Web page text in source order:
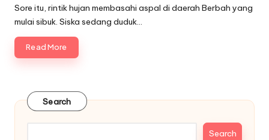
by
Sore itu, rintik hujan membasahi aspal di daerah Berbah yang
mulai sibuk. Siska sedang duduk…
Read More
Search
Search